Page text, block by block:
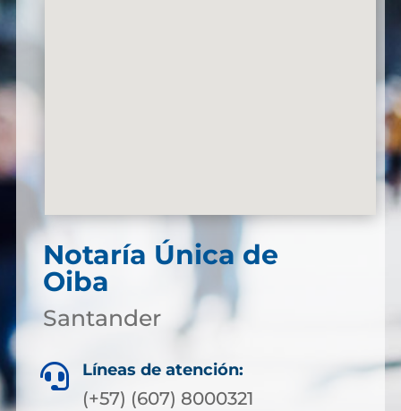
Notaría Única de
Oiba
Santander
 Líneas de atención:
(+57) (607) 8000321